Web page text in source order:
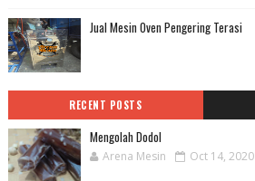
Jual Mesin Oven Pengering Terasi
RECENT POSTS
Mengolah Dodol
Arena Mesin Oct 14, 2020